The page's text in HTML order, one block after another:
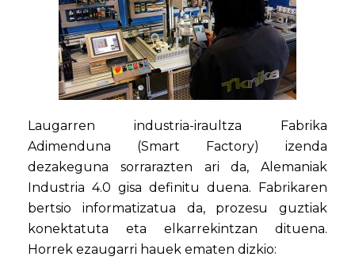
Laugarren industria-iraultza Fabrika
Adimenduna (Smart Factory) izenda
dezakeguna sorrarazten ari da, Alemaniak
Industria 4.0 gisa definitu duena. Fabrikaren
bertsio informatizatua da, prozesu guztiak
konektatuta eta elkarrekintzan dituena.
Horrek ezaugarri hauek ematen dizkio: